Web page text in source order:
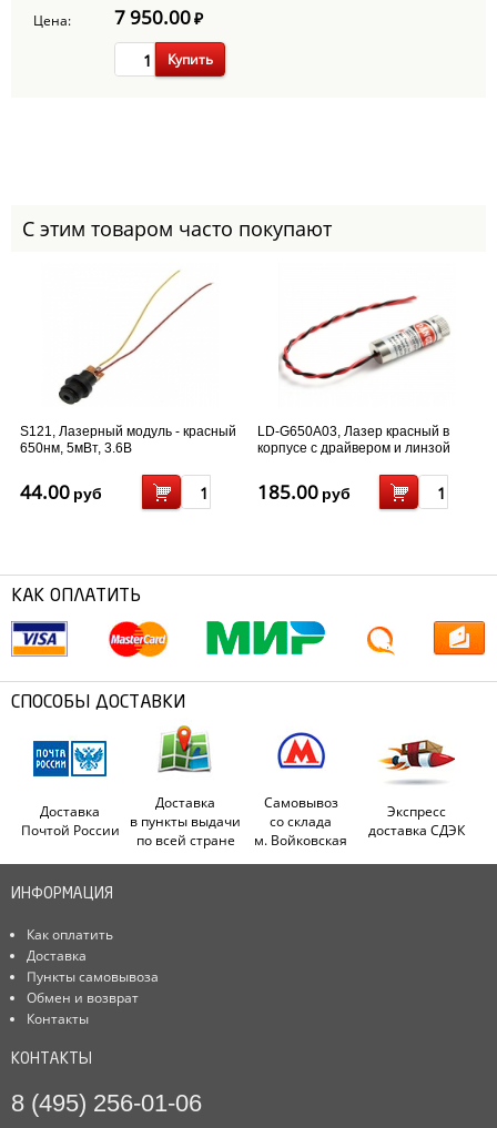
Цена:
7 950.00₽
Купить
С этим товаром часто покупают
S121, Лазерный модуль - красный
650нм, 5мВт, 3.6В
44.00 руб
LD-G650A03, Лазер красный в
корпусе с драйвером и линзой
185.00 руб
КАК ОПЛАТИТЬ
СПОСОБЫ ДОСТАВКИ
Доставка
Почтой России
Доставка
в пункты выдачи
по всей стране
Самовывоз
со склада
м. Войковская
Экспресс
доставка СДЭК
ИНФОРМАЦИЯ
Как оплатить
Доставка
Пункты самовывоза
Обмен и возврат
Контакты
КОНТАКТЫ
8 (495) 256-01-06